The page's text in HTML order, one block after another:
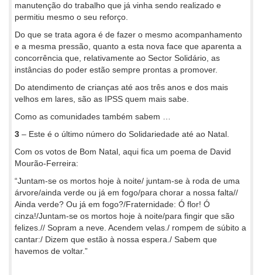
manutenção do trabalho que já vinha sendo realizado e
permitiu mesmo o seu reforço.
Do que se trata agora é de fazer o mesmo acompanhamento
e a mesma pressão, quanto a esta nova face que aparenta a
concorrência que, relativamente ao Sector Solidário, as
instâncias do poder estão sempre prontas a promover.
Do atendimento de crianças até aos três anos e dos mais
velhos em lares, são as IPSS quem mais sabe.
Como as comunidades também sabem …
3 – Este é o último número do Solidariedade até ao Natal.
Com os votos de Bom Natal, aqui fica um poema de David
Mourão-Ferreira:
“Juntam-se os mortos hoje à noite/ juntam-se à roda de uma
árvore/ainda verde ou já em fogo/para chorar a nossa falta//
Ainda verde? Ou já em fogo?/Fraternidade: Ó flor! Ó
cinza!/Juntam-se os mortos hoje à noite/para fingir que são
felizes.// Sopram a neve. Acendem velas./ rompem de súbito a
cantar:/ Dizem que estão à nossa espera./ Sabem que
havemos de voltar.”